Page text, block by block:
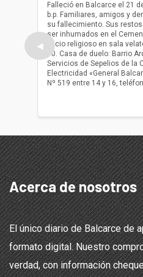
◀
Falleció en Balcarce el 21
b.p. Familiares, amigos y
su fallecimiento. Sus
ser inhumados en el
oficio religioso en sala
10. Casa de duelo: Barrio
Servicios de Sepelios de la
Electricidad «General
Nº 519 entre 14 y 16,
Acerca de nosotros
El único diario de Balcarce de
formato digital. Nuestro
verdad, con información